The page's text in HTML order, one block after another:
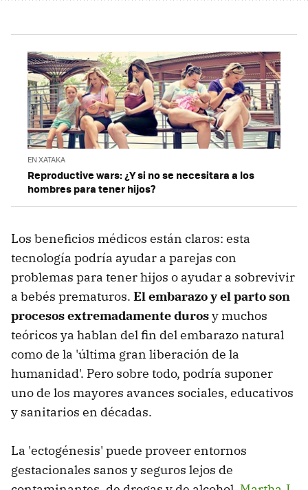
EN XATAKA
Reproductive wars: ¿Y si no se necesitara a los
hombres para tener hijos?
Los beneficios médicos están claros: esta
tecnología podría ayudar a parejas con
problemas para tener hijos o ayudar a sobrevivir
a bebés prematuros. El embarazo y el parto son
procesos extremadamente durosy muchos
teóricos ya hablan del fin del embarazo natural
como de la 'última gran liberación de la
humanidad'. Pero sobre todo, podría suponer
uno de los mayores avances sociales, educativos
y sanitarios en décadas.
La 'ectogénesis' puede proveer entornos
gestacionales sanos y seguros lejos de